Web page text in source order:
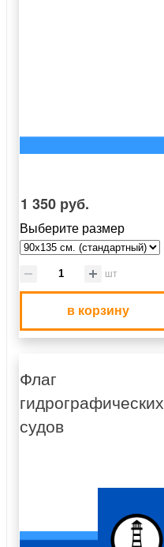
1 350 руб.
Выберите размер
шт
в корзину
Флаг
гидрографических
судов